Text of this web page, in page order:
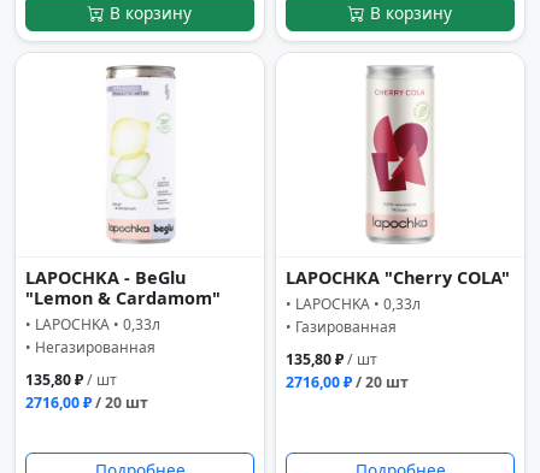
В корзину
В корзину
LAPOCHKA - BeGlu
"Lemon & Cardamom"
• LAPOCHKA • 0,33л
• Негазированная
135,80 ₽/ шт
2716,00 ₽/ 20 шт
LAPOCHKA "Cherry COLA"
• LAPOCHKA • 0,33л
• Газированная
135,80 ₽/ шт
2716,00 ₽/ 20 шт